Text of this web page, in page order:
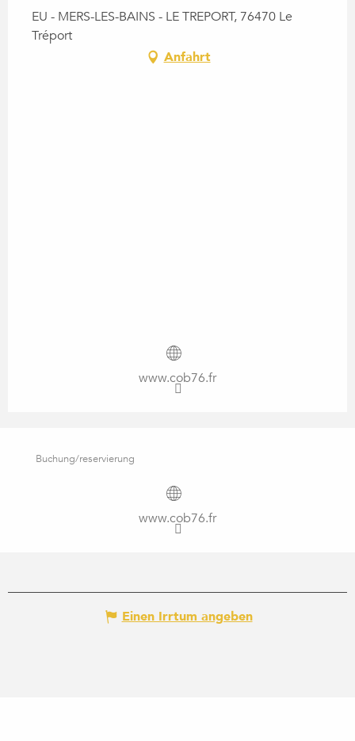
EU - MERS-LES-BAINS - LE TREPORT, 76470 Le
Tréport
Anfahrt
www.cob76.fr
Buchung/reservierung
www.cob76.fr
Einen Irrtum angeben